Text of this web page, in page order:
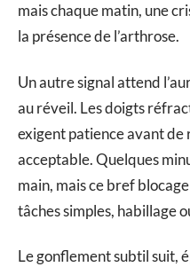
mais chaque matin, une
la présence de l’arthrose.
Un autre signal attend
au réveil. Les doigts
exigent patience avant
acceptable. Quelques
main, mais ce bref
tâches simples, habillage
Le gonflement subtil suit,